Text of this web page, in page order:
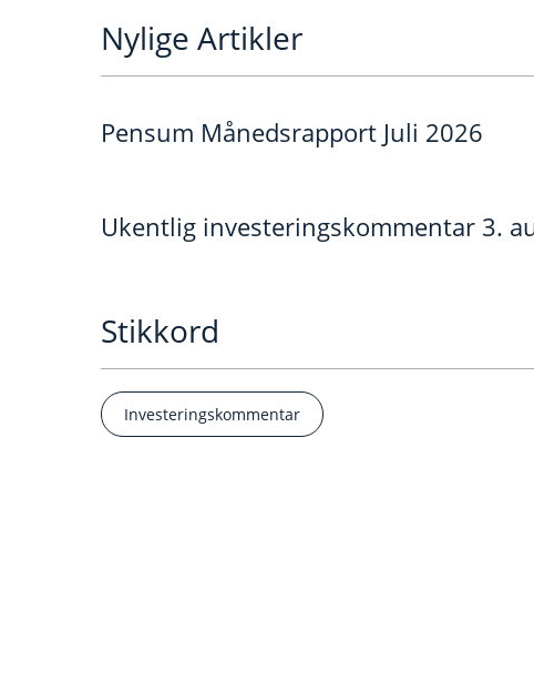
Nylige Artikler
Pensum Månedsrapport Juli 2026
Ukentlig investeringskommentar 3.
Stikkord
Investeringskommentar